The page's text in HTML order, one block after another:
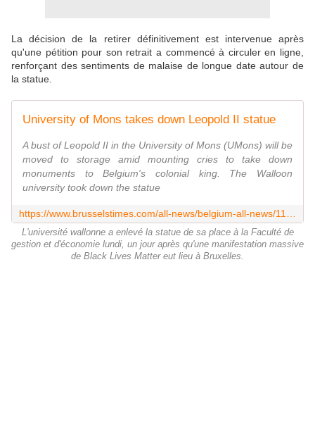
La décision de la retirer définitivement est intervenue après
qu'une pétition pour son retrait a commencé à circuler en ligne,
renforçant des sentiments de malaise de longue date autour de
la statue.
University of Mons takes down Leopold II statue
A bust of Leopold II in the University of Mons (UMons) will be
moved to storage amid mounting cries to take down
monuments to Belgium's colonial king. The Walloon
university took down the statue
L'université wallonne a enlevé la statue de sa place à la Faculté de
gestion et d'économie lundi, un jour après qu'une manifestation massive
de Black Lives Matter eut lieu à Bruxelles.